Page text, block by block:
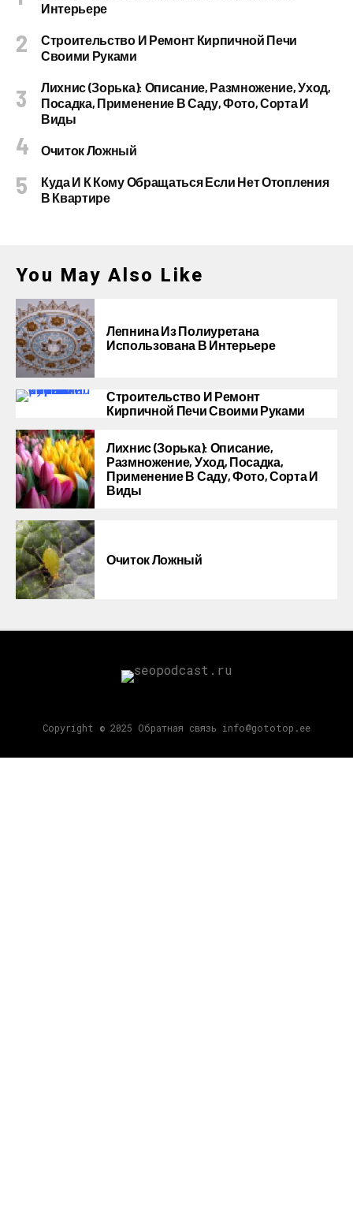
Интерьере
Строительство И Ремонт Кирпичной Печи
Своими Руками
Лихнис (Зорька): Описание, Размножение, Уход,
Посадка, Применение В Саду, Фото, Сорта И
Виды
Очиток Ложный
Куда И К Кому Обращаться Если Нет Отопления
В Квартире
You May Also Like
Лепнина Из Полиуретана
Использована В Интерьере
Строительство И Ремонт
Кирпичной Печи Своими Руками
Лихнис (Зорька): Описание,
Размножение, Уход, Посадка,
Применение В Саду, Фото, Сорта И
Виды
Очиток Ложный
Copyright © 2025 Обратная связь info@gototop.ee